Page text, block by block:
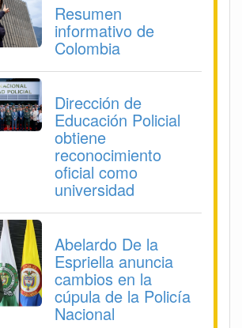
Resumen
informativo de
Colombia
Dirección de
Educación Policial
obtiene
reconocimiento
oficial como
universidad
Abelardo De la
Espriella anuncia
cambios en la
cúpula de la Policía
Nacional